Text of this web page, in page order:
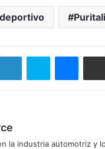
LinkedInSkype
la industria automotriz y